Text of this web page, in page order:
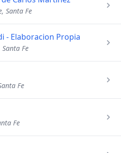
Santa Fe
- Elaboracion Propia
Fe
Fe
Fe